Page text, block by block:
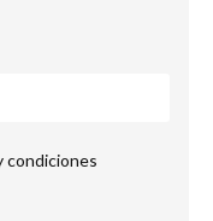
condiciones